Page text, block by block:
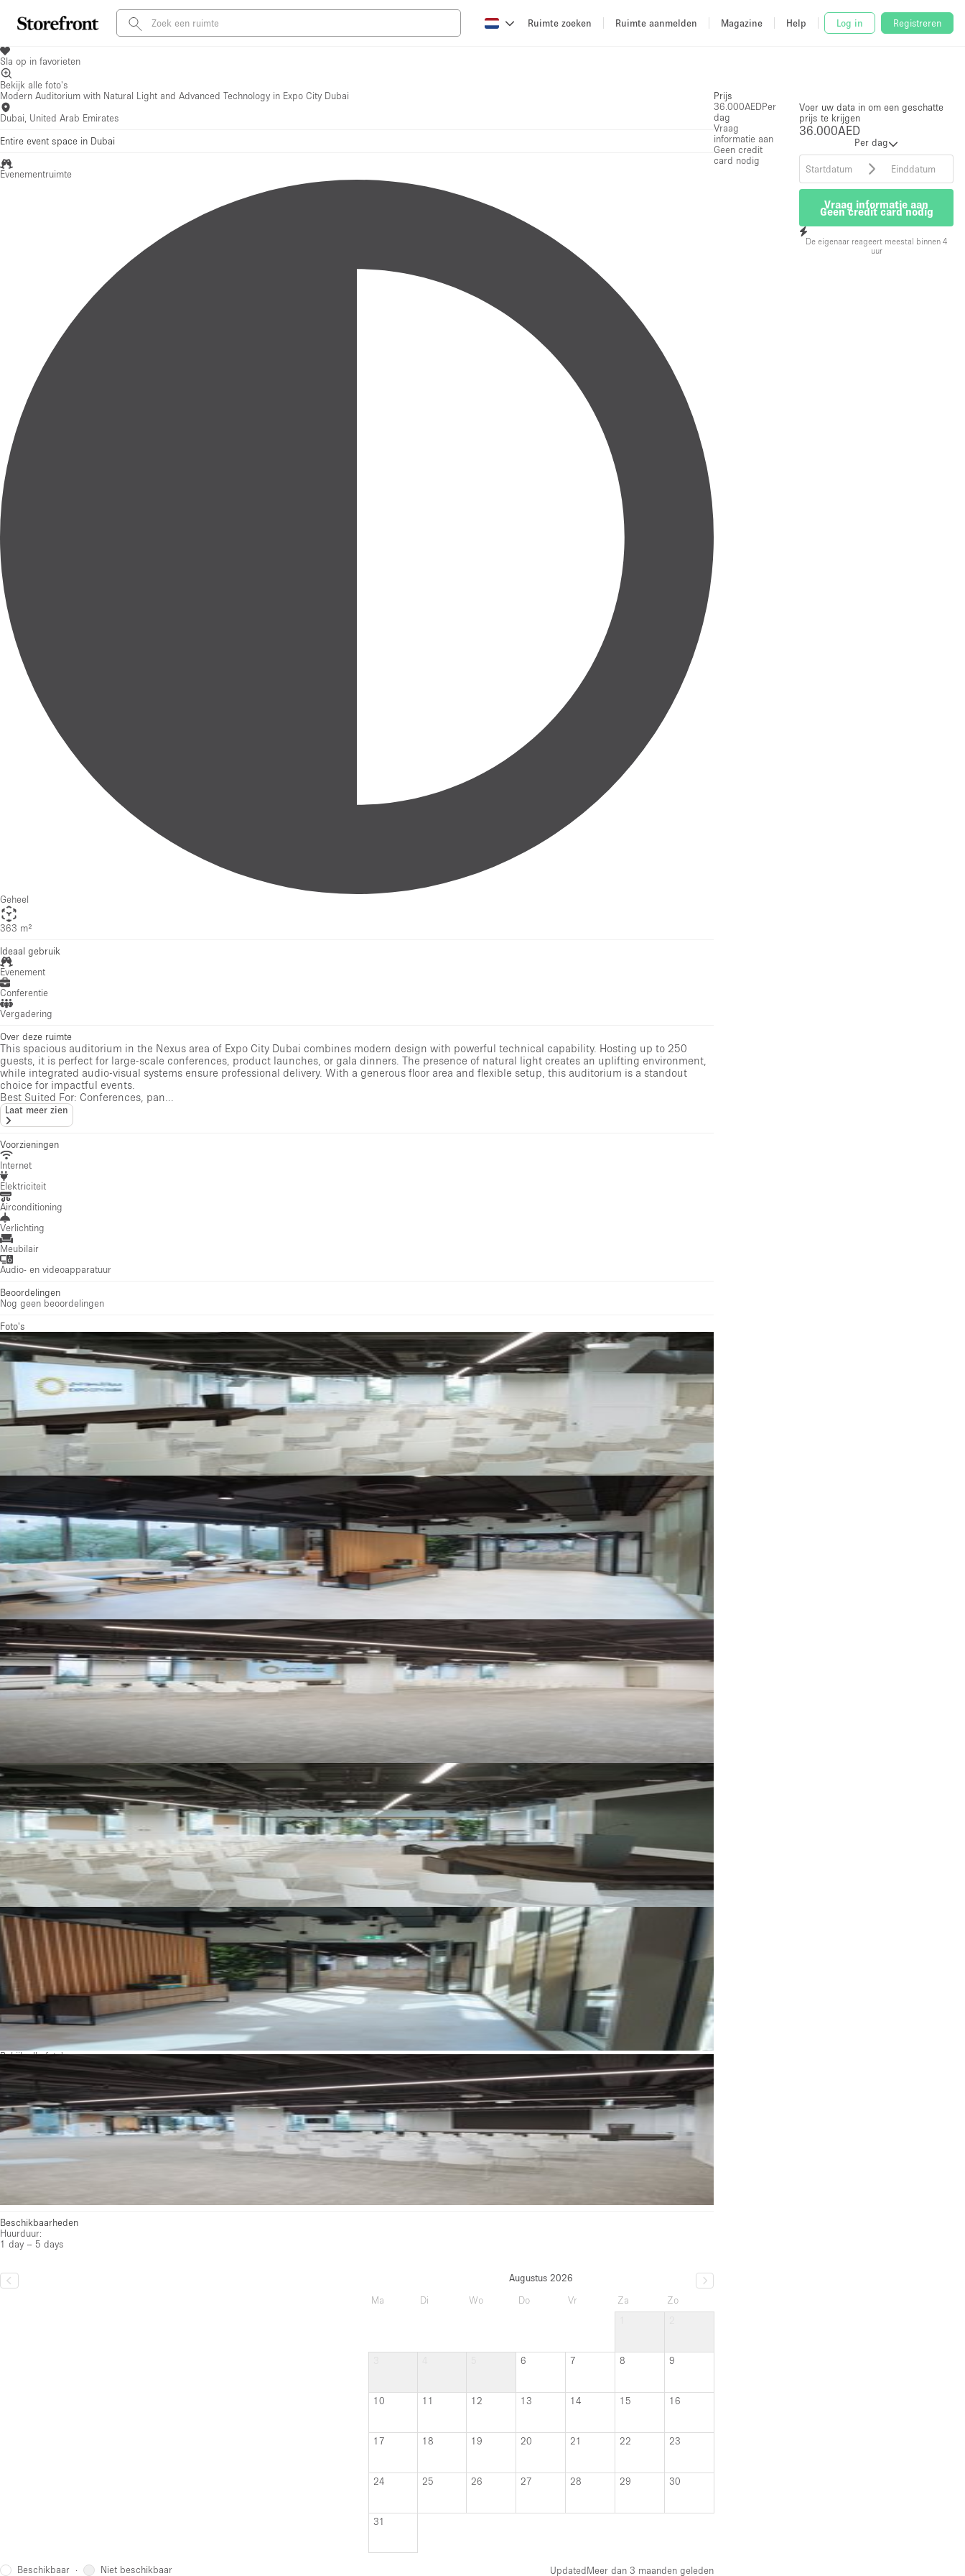
Ruimte zoeken Ruimte aanmelden Magazine Help Log in Registreren
Sla op in favorieten
Bekijk alle foto's
Voer uw data in om een geschatte
prijs te krijgen
36.000AED
Per dag
Vraag informatie aan
Geen credit card nodig
De eigenaar reageert meestal binnen 4
uur
Prijs
36.000AEDPer
dag
Vraag
informatie aan
Geen credit
card nodig
Modern Auditorium with Natural Light and Advanced Technology in Expo City Dubai
Dubai, United Arab Emirates
Entire event space in Dubai
Evenementruimte
Geheel
363 m²
Ideaal gebruik
Evenement
Conferentie
Vergadering
Over deze ruimte
This spacious auditorium in the Nexus area of Expo City Dubai combines modern design with powerful technical capability. Hosting up to 250
guests, it is perfect for large-scale conferences, product launches, or gala dinners. The presence of natural light creates an uplifting environment,
while integrated audio-visual systems ensure professional delivery. With a generous floor area and flexible setup, this auditorium is a standout
choice for impactful events.
Best Suited For: Conferences, pan...
Laat meer zien
Voorzieningen
Internet
Elektriciteit
Airconditioning
Verlichting
Meubilair
Audio- en videoapparatuur
Beoordelingen
Nog geen beoordelingen
Foto's
Bekijk alle foto's
Beschikbaarheden
Huurduur:
1 day – 5 days
Augustus 2026
Ma
Di Wo Do Vr Za
Zo
6 7 8 9
10 11 12 13 14 15 16
17 18 19 20 21 22 23
24 25 26 27 28 29 30
31
Beschikbaar · Niet beschikbaar UpdatedMeer dan 3 maanden geleden